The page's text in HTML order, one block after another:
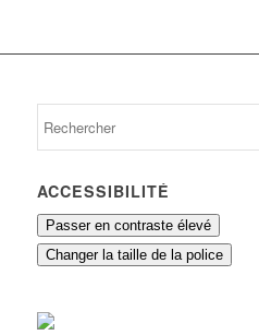
ACCESSIBILITÉ
Passer en contraste élevé
Changer la taille de la police